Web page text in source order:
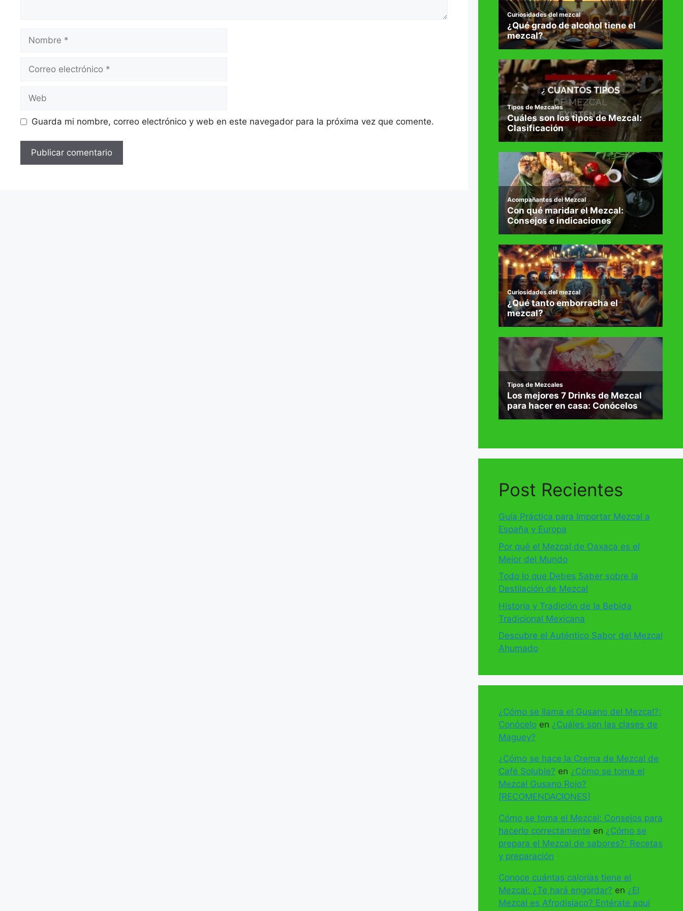
Guarda mi nombre, correo electrónico y web en este navegador para la próxima vez que comente.
Post Recientes
Guía Práctica para Importar Mezcal a
España y Europa
Por qué el Mezcal de Oaxaca es el
Mejor del Mundo
Todo lo que Debes Saber sobre la
Destilación de Mezcal
Historia y Tradición de la Bebida
Tradicional Mexicana
Descubre el Auténtico Sabor del Mezcal
Ahumado
¿Cómo se llama el Gusano del Mezcal?:
Conóceloen ¿Cuáles son las clases de
Maguey?
¿Cómo se hace la Crema de Mezcal de
Café Soluble? en ¿Cómo se toma el
Mezcal Gusano Rojo?
[RECOMENDACIONES]
Cómo se toma el Mezcal: Consejos para
hacerlo correctamente en ¿Cómo se
prepara el Mezcal de sabores?: Recetas
y preparación
Conoce cuántas calorías tiene el
Mezcal: ¿Te hará engordar? en ¿El
Mezcal es Afrodisiaco? Entérate aquí